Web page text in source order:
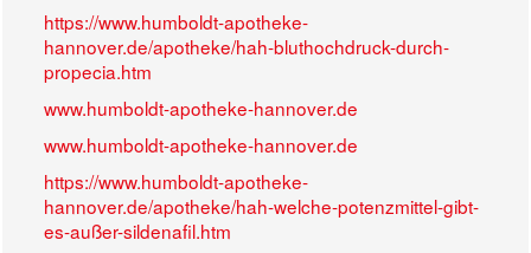
https://www.humboldt-apotheke-
hannover.de/apotheke/hah-bluthochdruck-durch-
propecia.htm
www.humboldt-apotheke-hannover.de
www.humboldt-apotheke-hannover.de
https://www.humboldt-apotheke-
hannover.de/apotheke/hah-welche-potenzmittel-gibt-
es-außer-sildenafil.htm